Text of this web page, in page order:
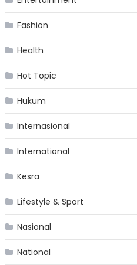
Fashion
Health
Hot Topic
Hukum
Internasional
International
Kesra
Lifestyle & Sport
Nasional
National